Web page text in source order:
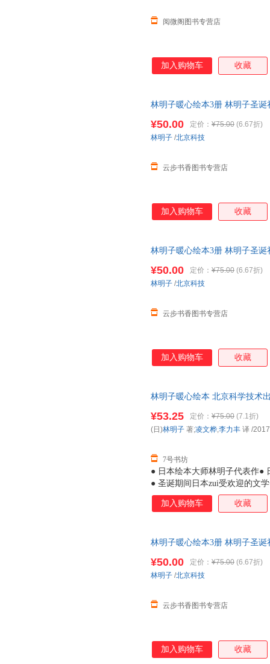
阅微阁图书专营店
加入购物车 收藏
林明子暖心绘本3册 林明子圣
¥50.00 定价： ¥75.00 (6.67折)
云步书香图书专营店
林明子 /北京科技
加入购物车 收藏
林明子暖心绘本3册 林明子圣
¥50.00 定价： ¥75.00 (6.67折)
云步书香图书专营店
林明子 /北京科技
加入购物车 收藏
林明子暖心绘本 北京科学技术
● 日本绘本大师林明子代表作●
● 圣诞期间日本zui受欢迎的文
子暖暖的画风吸引到，读罢故
孩虽看上去有些胆小，但她们
诞老人，小黎便勇敢地出门去
是那么亲切，读林明子就仿佛
在书店遇见林明子，一定要把
¥53.25 定价： ¥75.00 (7.1折)
7号书坊
(日)林明子 著;凌文桦,李力丰 译 /
加入购物车 收藏
林明子暖心绘本3册 林明子圣
¥50.00 定价： ¥75.00 (6.67折)
云步书香图书专营店
林明子 /北京科技
加入购物车 收藏